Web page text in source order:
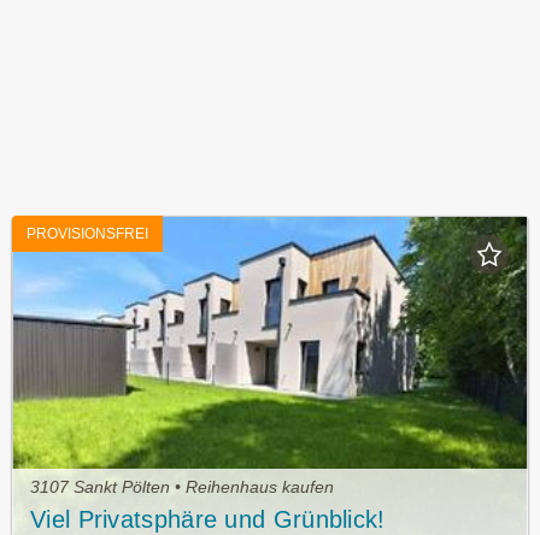
PROVISIONSFREI
3107 Sankt Pölten • Reihenhaus kaufen
Viel Privatsphäre und Grünblick!